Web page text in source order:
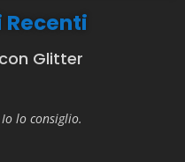
Recenti
Glitter
lo consiglio.